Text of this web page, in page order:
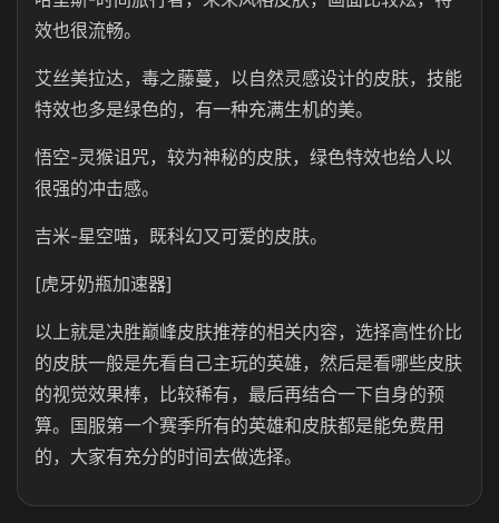
效也很流畅。
艾丝美拉达，毒之藤蔓，以自然灵感设计的皮肤，技能
特效也多是绿色的，有一种充满生机的美。
悟空-灵猴诅咒，较为神秘的皮肤，绿色特效也给人以
很强的冲击感。
吉米-星空喵，既科幻又可爱的皮肤。
[虎牙奶瓶加速器]
以上就是决胜巅峰皮肤推荐的相关内容，选择高性价比
的皮肤一般是先看自己主玩的英雄，然后是看哪些皮肤
的视觉效果棒，比较稀有，最后再结合一下自身的预
算。国服第一个赛季所有的英雄和皮肤都是能免费用
的，大家有充分的时间去做选择。